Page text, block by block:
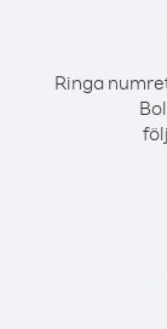
Ringa